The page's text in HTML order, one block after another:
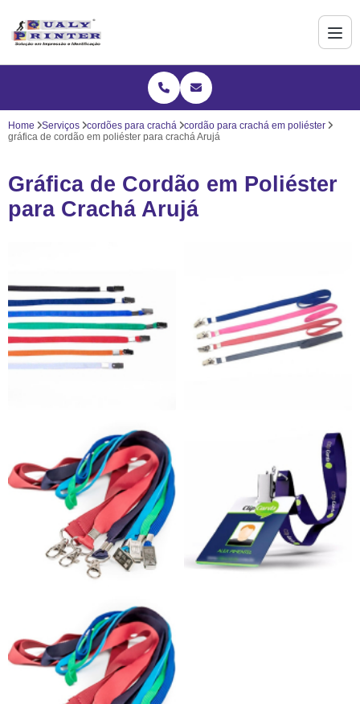
Home Serviços cordões para crachá
cordão para crachá em poliéster
gráfica de cordão em poliéster para crachá Arujá
Gráfica de Cordão em Poliéster
para Crachá Arujá